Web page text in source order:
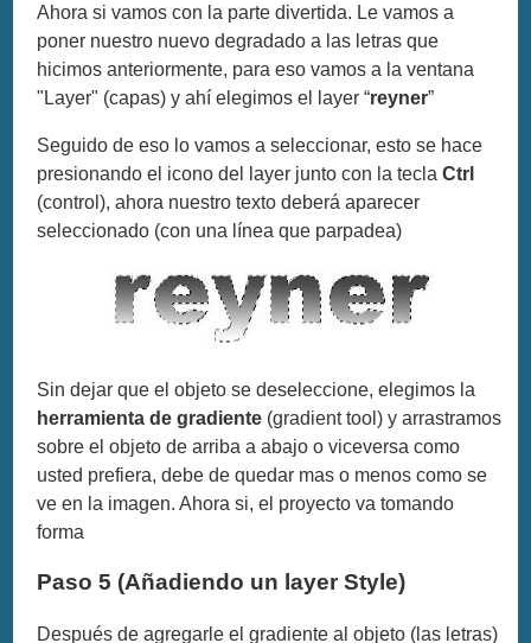
Ahora si vamos con la parte divertida. Le vamos a
poner nuestro nuevo degradado a las letras que
hicimos anteriormente, para eso vamos a la ventana
"Layer" (capas) y ahí elegimos el layer “reyner”
Seguido de eso lo vamos a seleccionar, esto se hace
presionando el icono del layer junto con la teclaCtrl
(control), ahora nuestro texto deberá aparecer
seleccionado (con una línea que parpadea)
Sin dejar que el objeto se deseleccione, elegimos la
herramienta de gradiente (gradient tool) y arrastramos
sobre el objeto de arriba a abajo o viceversa como
usted prefiera, debe de quedar mas o menos como se
ve en la imagen. Ahora si, el proyecto va tomando
forma
Paso 5 (Añadiendo un layer Style)
Después de agregarle el gradiente al objeto (las letras)